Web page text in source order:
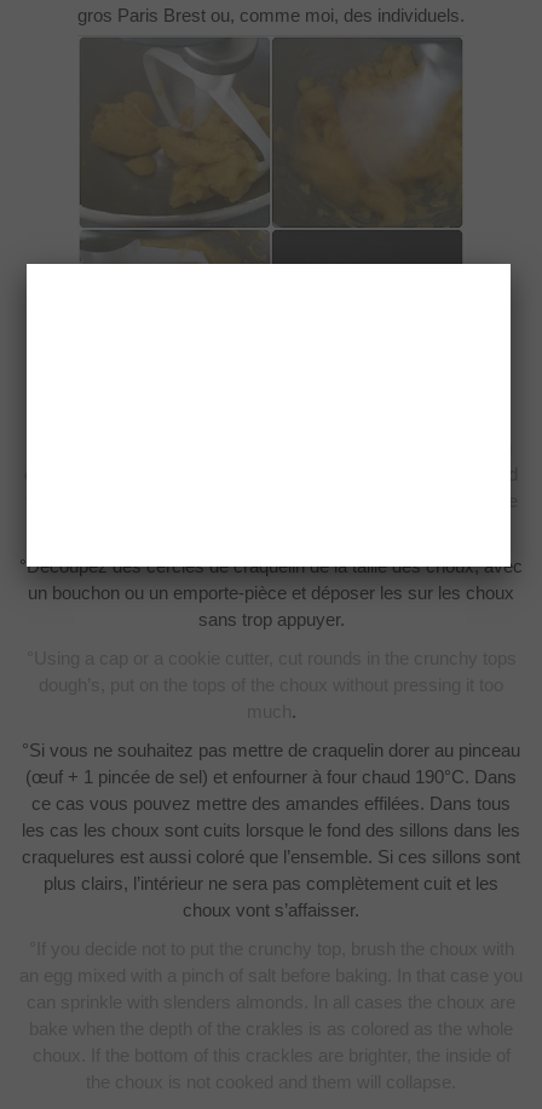
gros Paris Brest ou, comme moi, des individuels.
°Découpez des cercles de craquelin de la taille des choux, avec
un bouchon ou un emporte-pièce et déposer les sur les choux
sans trop appuyer.
.
°Si vous ne souhaitez pas mettre de craquelin dorer au pinceau
(œuf + 1 pincée de sel) et enfourner à four chaud 190°C. Dans
ce cas vous pouvez mettre des amandes effilées. Dans tous
les cas les choux sont cuits lorsque le fond des sillons dans les
craquelures est aussi coloré que l’ensemble. Si ces sillons sont
plus clairs, l’intérieur ne sera pas complètement cuit et les
choux vont s’affaisser.